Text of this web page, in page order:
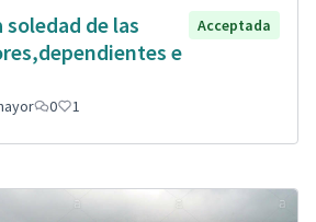
de las
e
Acceptada
0 1